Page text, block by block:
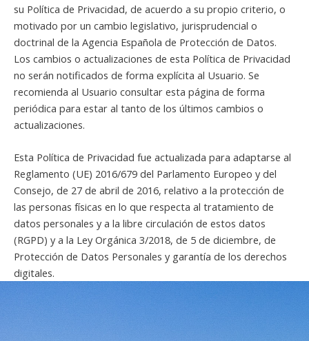
su Política de Privacidad, de acuerdo a su propio criterio, o
motivado por un cambio legislativo, jurisprudencial o
doctrinal de la Agencia Española de Protección de Datos.
Los cambios o actualizaciones de esta Política de Privacidad
no serán notificados de forma explícita al Usuario. Se
recomienda al Usuario consultar esta página de forma
periódica para estar al tanto de los últimos cambios o
actualizaciones.
Esta Política de Privacidad fue actualizada para adaptarse al
Reglamento (UE) 2016/679 del Parlamento Europeo y del
Consejo, de 27 de abril de 2016, relativo a la protección de
las personas físicas en lo que respecta al tratamiento de
datos personales y a la libre circulación de estos datos
(RGPD) y a la Ley Orgánica 3/2018, de 5 de diciembre, de
Protección de Datos Personales y garantía de los derechos
digitales.